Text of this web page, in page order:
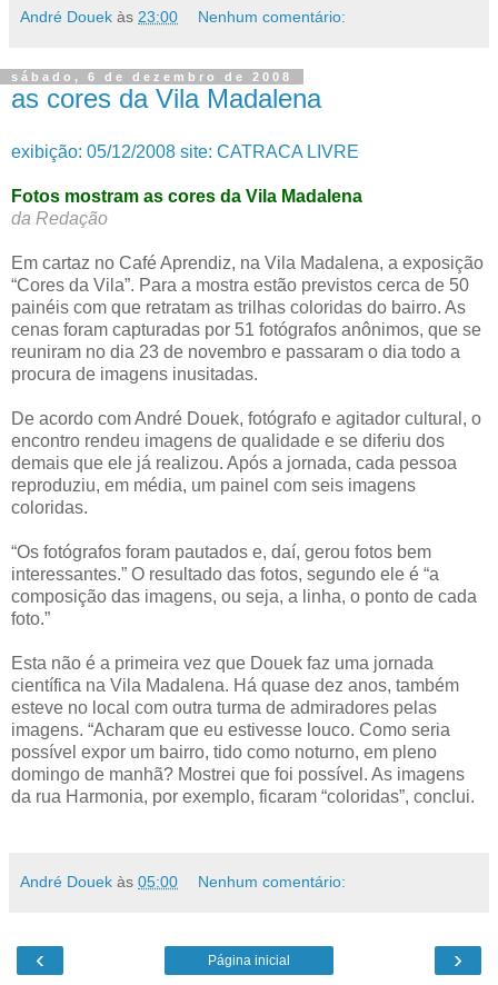
André Douek às 23:00 Nenhum comentário:
sábado, 6 de dezembro de 2008
as cores da Vila Madalena
exibição: 05/12/2008 site: CATRACA LIVRE
Fotos mostram as cores da Vila Madalena
da Redação
Em cartaz no Café Aprendiz, na Vila Madalena, a exposição
“Cores da Vila”. Para a mostra estão previstos cerca de 50
painéis com que retratam as trilhas coloridas do bairro. As
cenas foram capturadas por 51 fotógrafos anônimos, que se
reuniram no dia 23 de novembro e passaram o dia todo a
procura de imagens inusitadas.
De acordo com André Douek, fotógrafo e agitador cultural, o
encontro rendeu imagens de qualidade e se diferiu dos
demais que ele já realizou. Após a jornada, cada pessoa
reproduziu, em média, um painel com seis imagens
coloridas.
“Os fotógrafos foram pautados e, daí, gerou fotos bem
interessantes.” O resultado das fotos, segundo ele é “a
composição das imagens, ou seja, a linha, o ponto de cada
foto.”
Esta não é a primeira vez que Douek faz uma jornada
científica na Vila Madalena. Há quase dez anos, também
esteve no local com outra turma de admiradores pelas
imagens. “Acharam que eu estivesse louco. Como seria
possível expor um bairro, tido como noturno, em pleno
domingo de manhã? Mostrei que foi possível. As imagens
da rua Harmonia, por exemplo, ficaram “coloridas”, conclui.
André Douek às 05:00 Nenhum comentário:
‹ ›
Página inicial